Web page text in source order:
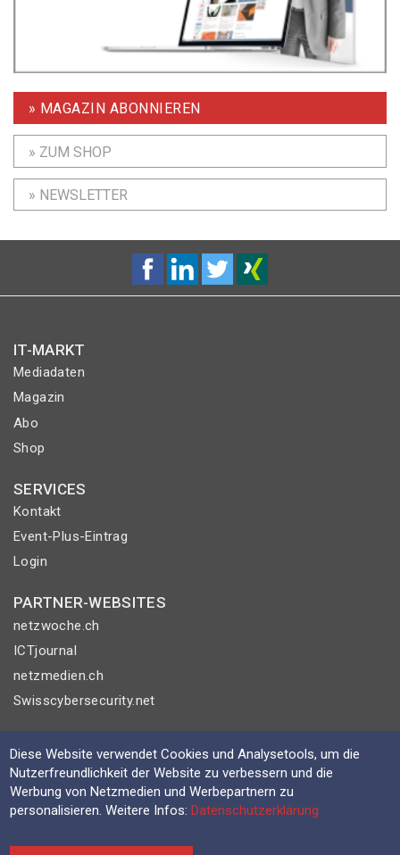
» MAGAZIN ABONNIEREN
» ZUM SHOP
» NEWSLETTER
IT-MARKT
Mediadaten
Magazin
Abo
Shop
SERVICES
Kontakt
Event-Plus-Eintrag
Login
PARTNER-WEBSITES
netzwoche.ch
ICTjournal
netzmedien.ch
Swisscybersecurity.net
Impressum
AGB
Nutzungsbestimmungen
Diese Website verwendet Cookies und Analysetools, um die
Nutzerfreundlichkeit der Website zu verbessern und die
Werbung von Netzmedien und Werbepartnern zu
personalisieren. Weitere Infos:Datenschutzerklärung